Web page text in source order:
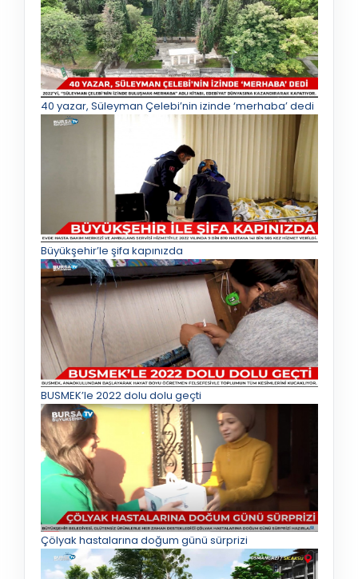
40 yazar, Süleyman Çelebi’nin izinde ‘merhaba’ dedi
Büyükşehir’le şifa kapınızda
BUSMEK’le 2022 dolu dolu geçti
Çölyak hastalarına doğum günü sürprizi